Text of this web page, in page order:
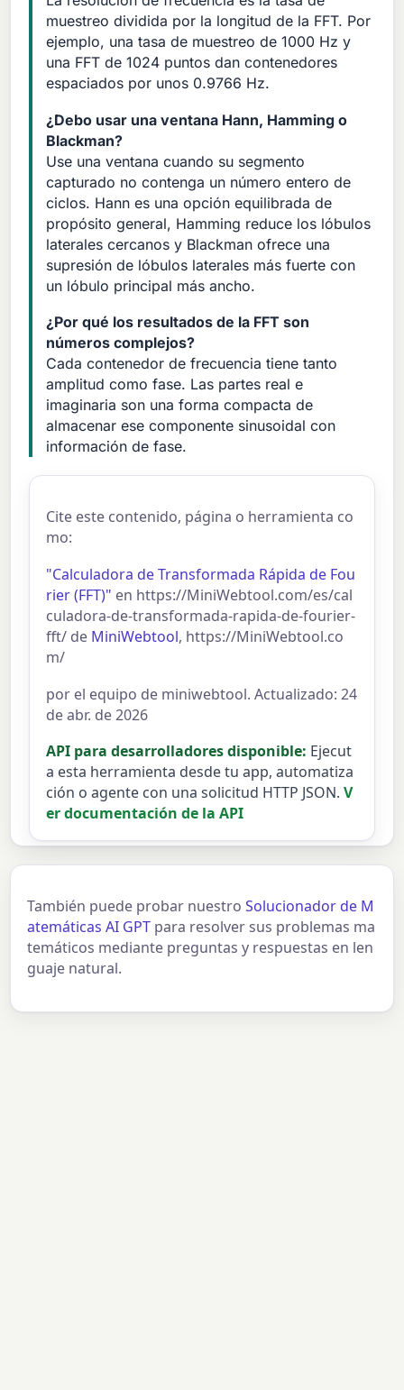
muestreo dividida por la longitud de la FFT. Por
ejemplo, una tasa de muestreo de 1000 Hz y
una FFT de 1024 puntos dan contenedores
espaciados por unos 0.9766 Hz.
¿Debo usar una ventana Hann, Hamming o
Blackman?
Use una ventana cuando su segmento
capturado no contenga un número entero de
ciclos. Hann es una opción equilibrada de
propósito general, Hamming reduce los lóbulos
laterales cercanos y Blackman ofrece una
supresión de lóbulos laterales más fuerte con
un lóbulo principal más ancho.
¿Por qué los resultados de la FFT son
números complejos?
Cada contenedor de frecuencia tiene tanto
amplitud como fase. Las partes real e
imaginaria son una forma compacta de
almacenar ese componente sinusoidal con
información de fase.
Cite este contenido, página o herramienta co
mo:
"Calculadora de Transformada Rápida de Fou
rier (FFT)" en https://MiniWebtool.com/es/cal
culadora-de-transformada-rapida-de-fourier-
fft/ de MiniWebtool, https://MiniWebtool.co
m/
por el equipo de miniwebtool. Actualizado: 24
de abr. de 2026
API para desarrolladores disponible: Ejecut
a esta herramienta desde tu app, automatiza
ción o agente con una solicitud HTTP JSON. V
er documentación de la API
También puede probar nuestroSolucionador de M
atemáticas AI GPT para resolver sus problemas ma
temáticos mediante preguntas y respuestas en len
guaje natural.